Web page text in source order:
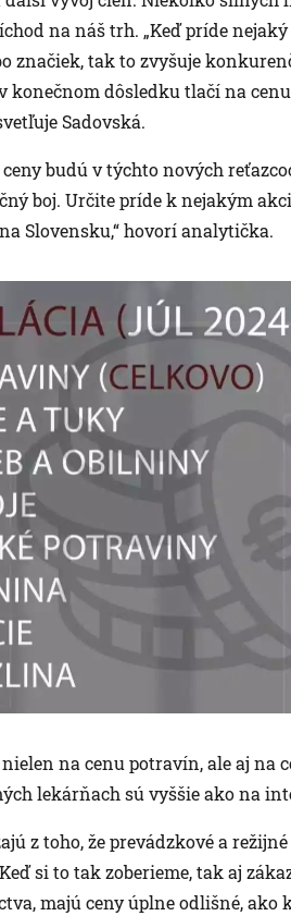
na náš trh. „Keď príde
značiek, tak to zvyšuje
konečnom dôsledku tlačí na
Sadovská.
ceny budú v týchto nových
boj. Určite príde k nejakým
Slovensku,“ hovorí analytička.
na cenu potravín, ale aj na
lekárňach sú vyššie ako na
z toho, že prevádzkové a
si to tak zoberieme, tak aj
majú ceny úplne odlišné, ako